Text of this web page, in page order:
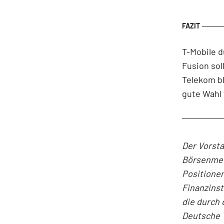
T-Mobile
Fusion
Telekom
gute
Der
die durch
Deutsche